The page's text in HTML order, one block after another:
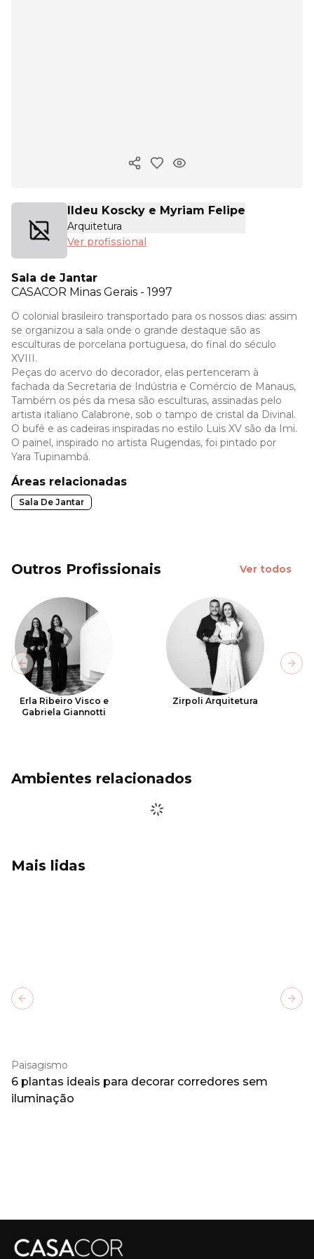
Copiar link
Ildeu Koscky e Myriam Felipe
Arquitetura
Ver profissional
Sala de Jantar
CASACOR Minas Gerais - 1997
O colonial brasileiro transportado para os nossos dias: assim
se organizou a sala onde o grande destaque são as
esculturas de porcelana portuguesa, do final do século
XVIII.
Peças do acervo do decorador, elas pertenceram à
fachada da Secretaria de Indústria e Comércio de Manaus,
Também os pés da mesa são esculturas, assinadas pelo
artista italiano Calabrone, sob o tampo de cristal da Divinal.
O bufê e as cadeiras inspiradas no estilo Luis XV são da Imi.
O painel, inspirado no artista Rugendas, foi pintado por
Yara Tupinambá.
Áreas relacionadas
Sala De Jantar
Outros Profissionais Ver todos
Erla Ribeiro Visco e
Gabriela Giannotti
Zirpoli Arquitetura
Previous slide
Ambientes relacionados
Mais lidas
Paisagismo
6 plantas ideais para decorar corredores sem
iluminação
Previous slide